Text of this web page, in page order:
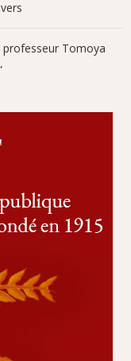
professeur Tomoya